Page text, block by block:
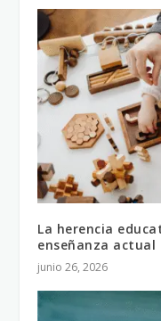
La herencia
enseñanza actual
junio 26, 2026